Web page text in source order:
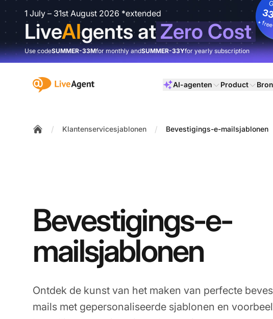
1 July – 31st August 2026 *extended
LiveAIgents atZero Cost +
Use codeSUMMER-33Mfor monthly andSUMMER-33Yfor yearly subscription
:site.title AI-agenten Product
/ Klantenservicesjablonen / Bevestigings-e-mailsjablonen
Bevestigings-e-
mailsjablonen
Ontdek de kunst van het maken van perfecte
mails met gepersonaliseerde sjablonen en